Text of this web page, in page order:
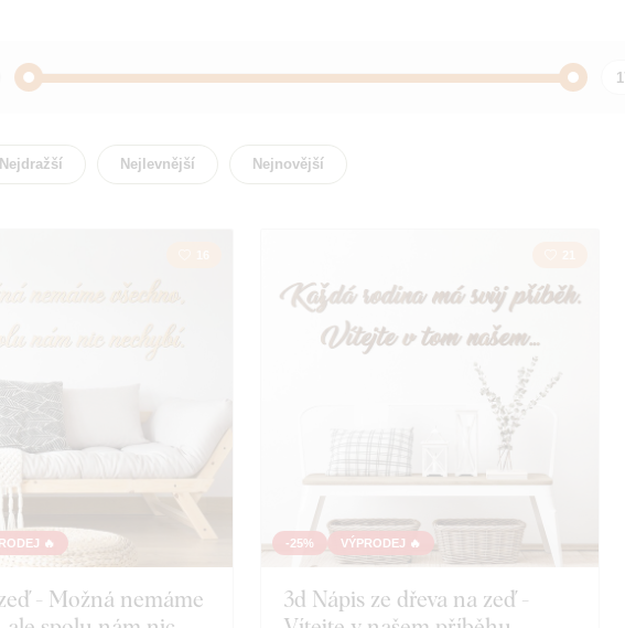
Nejdražší Nejlevnější Nejnovější
🔥
- Možná nemáme
-25% VÝPRODEJ 🔥
3d Nápis ze dřeva na zeď -